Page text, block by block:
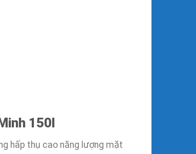
150l
hấp thụ cao năng lượng mặt